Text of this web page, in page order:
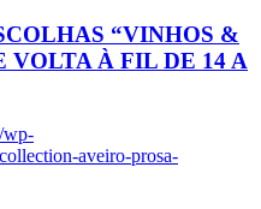
“VINHOS &
VOLTA À FIL DE 14 A
wp-
aveiro-prosa-